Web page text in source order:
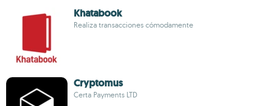
Khatabook
Realiza transacciones cómodamente
Cryptomus
Certa Payments LTD